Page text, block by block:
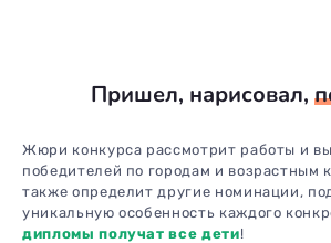
Пришел, нарисовал,
Жюри конкурса рассмотрит работы и
победителей по городам и возрастным
также определит другие номинации,
уникальную особенность каждого
дипломы получат все дети!